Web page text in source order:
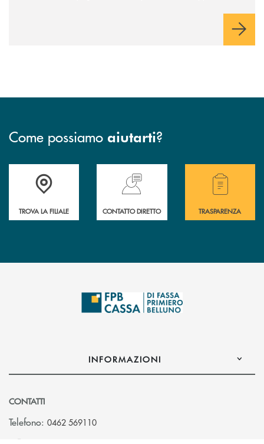
Come possiamo aiutarti?
Accedi all' elenco completo delle filiali della Cassa Rurale.
TROVA LA FILIALE
Hai bisogno di assistenza immediata?
CONTATTO DIRETTO
Hai bisogno di
TRASPARENZA
INFORMAZIONI
CONTATTI
Telefono: 0462 569110